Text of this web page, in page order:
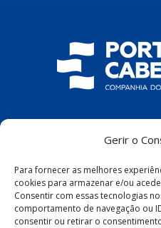
Gerir o
Para fornecer as melhores
cookies para armazenar e/ou
Consentir com essas tecnologias
comportamento de navegação ou
consentir ou retirar o
COMPANHIA DOCAS
– PB, 58100-100